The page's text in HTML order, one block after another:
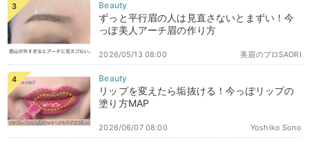
ずっと平行眉の人は見直さないとまずい！今
っぽ美人アーチ眉の作り方
美眉のプロSAORI
2026/05/13 08:00
リップを変えたら垢抜ける！今っぽリップの
塗り方MAP
Yoshiko Sono
2026/06/07 08:00